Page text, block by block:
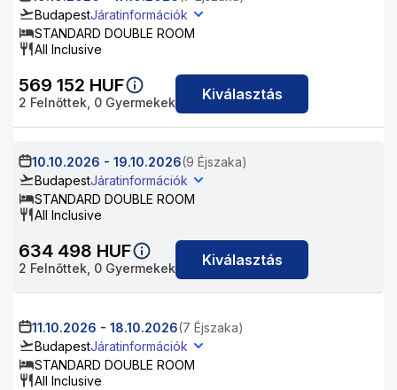
BudapestJáratinformációk
STANDARD DOUBLE ROOM
All Inclusive
569 152 HUF
2 Felnőttek, 0 Gyermekek Kiválasztás
10.10.2026 - 19.10.2026(9 Éjszaka)
BudapestJáratinformációk
STANDARD DOUBLE ROOM
All Inclusive
634 498 HUF
2 Felnőttek, 0 Gyermekek Kiválasztás
11.10.2026 - 18.10.2026(7 Éjszaka)
BudapestJáratinformációk
STANDARD DOUBLE ROOM
All Inclusive